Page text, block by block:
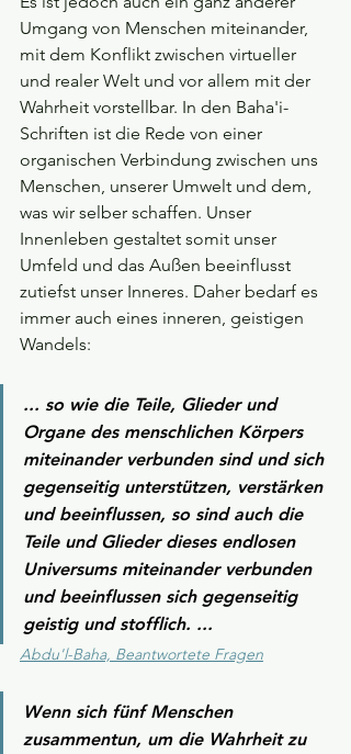
Umgang von Menschen miteinander,
mit dem Konflikt zwischen virtueller
und realer Welt und vor allem mit der
Wahrheit vorstellbar. In den Baha'i-
Schriften ist die Rede von einer
organischen Verbindung zwischen uns
Menschen, unserer Umwelt und dem,
was wir selber schaffen. Unser
Innenleben gestaltet somit unser
Umfeld und das Außen beeinflusst
zutiefst unser Inneres. Daher bedarf es
immer auch eines inneren, geistigen
Wandels:
... so wie die Teile, Glieder und
Organe des menschlichen Körpers
miteinander verbunden sind und sich
gegenseitig unterstützen, verstärken
und beeinflussen, so sind auch die
Teile und Glieder dieses endlosen
Universums miteinander verbunden
und beeinflussen sich gegenseitig
geistig und stofflich. ...
Abdu'l-Baha, Beantwortete Fragen
Wenn sich fünf Menschen
zusammentun, um die Wahrheit zu